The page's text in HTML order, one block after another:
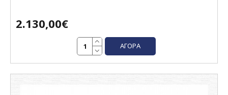
2.130,00€
ΑΓΟΡΆ